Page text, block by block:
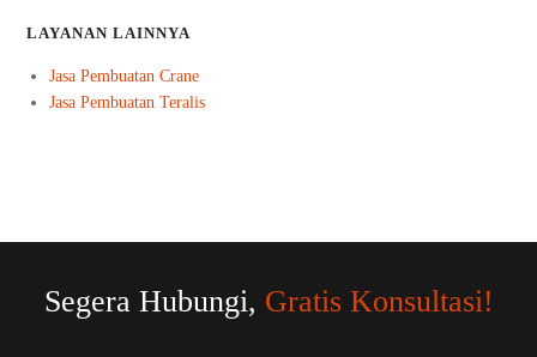
LAYANAN LAINNYA
Jasa Pembuatan Crane
Jasa Pembuatan Teralis
Segera Hubungi, Gratis Konsultasi!